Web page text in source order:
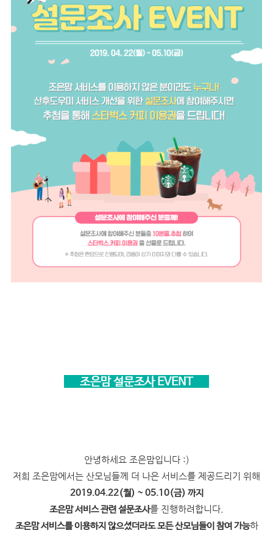
조은맘 설문조사 EVENT
안녕하세요 조은맘입니다 :)
저희 조은맘에서는 산모님들께 더 나은 서비스를 제공드리기 위해
2019.04.22(월) ~ 05.10(금) 까지
조은맘 서비스 관련 설문조사를 진행하려합니다.
조은맘 서비스를 이용하지 않으셨더라도 모든 산모님들이 참여 가능하